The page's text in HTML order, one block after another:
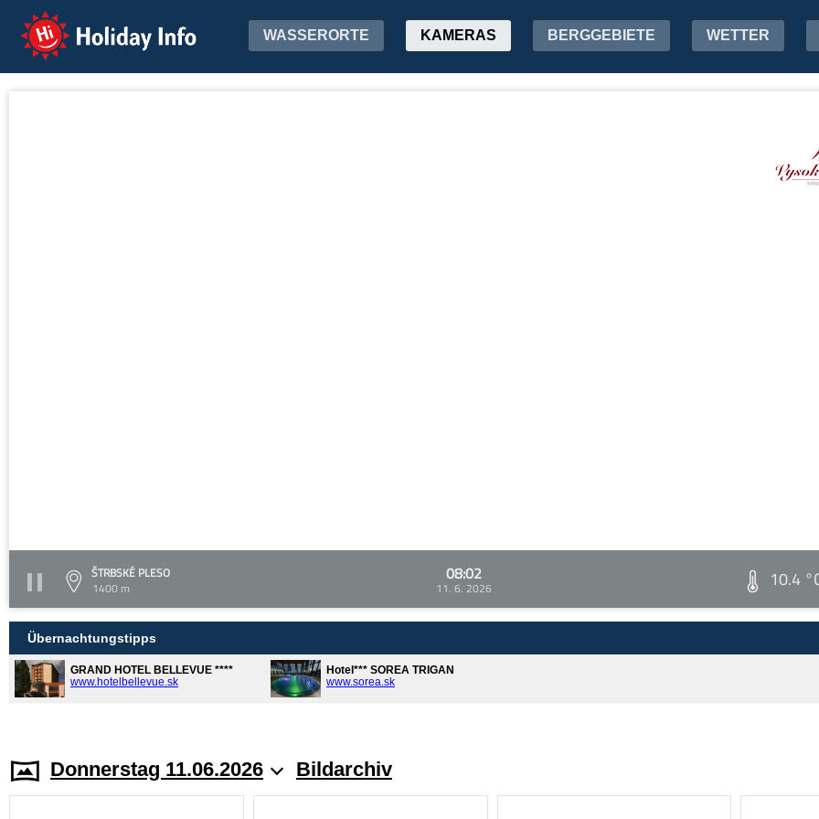
Holiday Info WASSERORTE KAMERAS BERGGEBIETE WETTER
ŠTRBSKÉ PLESO
1400 m
08:02
11. 6. 2026 10.4
Übernachtungstipps
GRAND HOTEL BELLEVUE ****
www.hotelbellevue.sk
Hotel*** SOREA TRIGAN
www.sorea.sk
Donnerstag 11.06.2026 Bildarchiv